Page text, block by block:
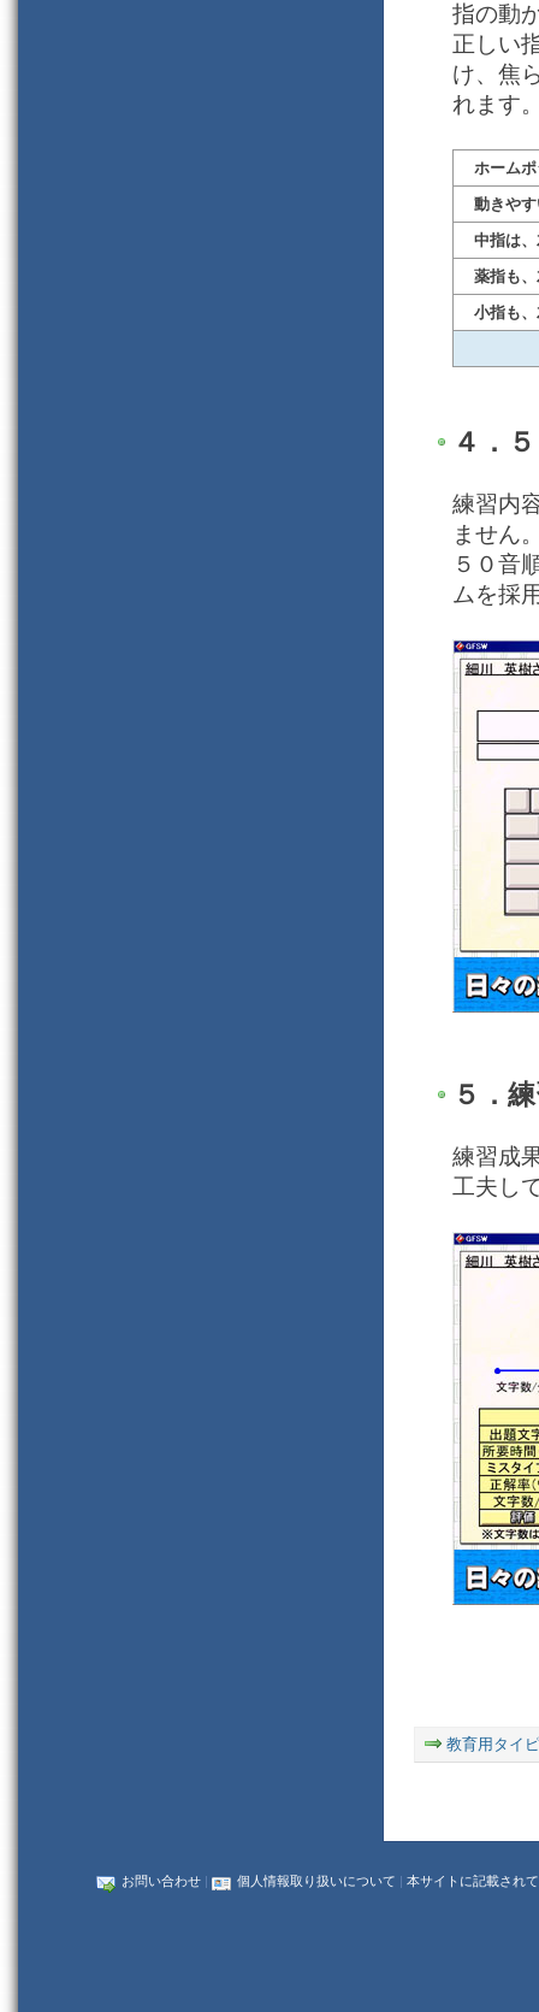
指の動
正しい
け、焦
れます
ホームポ
動きやす
中指は、
薬指も、
小指も、
４．
練習内
ません
５０音
ムを採
５．
練習成
工夫し
教育用タイ
お問い合わせ 個人情報取り扱いについて 本サイトに記載され